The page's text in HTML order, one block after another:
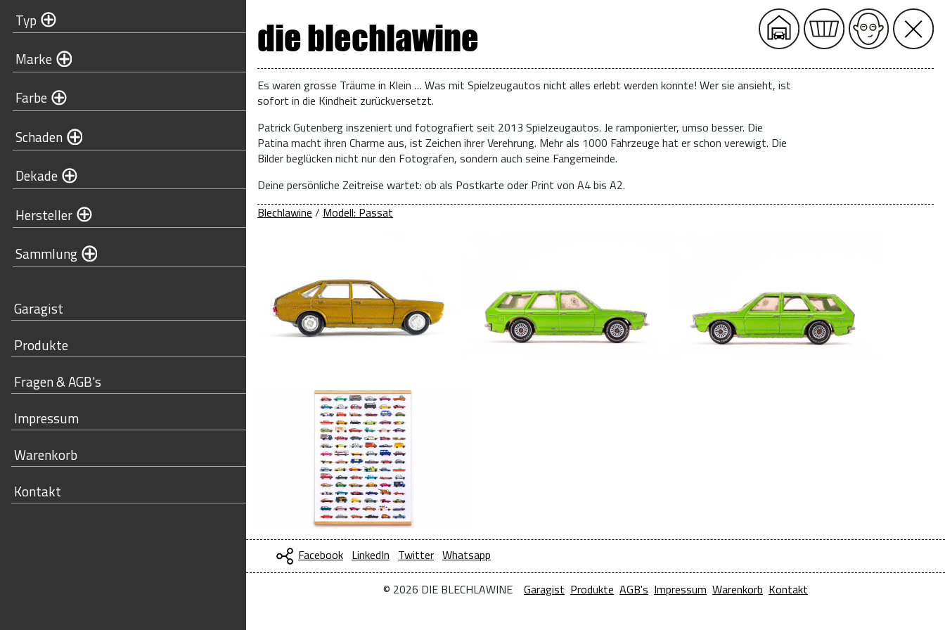
Typ
Marke
Farbe
Schaden
Dekade
Hersteller
Sammlung
Garagist
Produkte
Fragen & AGB's
Impressum
Warenkorb
Kontakt
die blechlawine
Es waren grosse Träume in Klein … Was mit Spielzeugautos nicht alles erlebt werden konnte! Wer sie ansieht, ist
sofort in die Kindheit zurückversetzt.
Patrick Gutenberg inszeniert und fotografiert seit 2013 Spielzeugautos. Je ramponierter, umso besser. Die
Patina macht ihren Charme aus, ist Zeichen ihrer Verehrung. Mehr als 1000 Fahrzeuge hat er schon verewigt. Die
Bilder beglücken nicht nur den Fotografen, sondern auch seine Fangemeinde.
Deine persönliche Zeitreise wartet: ob als Postkarte oder Print von A4 bis A2.
Blechlawine / Modell: Passat
Facebook LinkedIn Twitter Whatsapp
© 2026 DIE BLECHLAWINE Garagist Produkte AGB's Impressum Warenkorb Kontakt